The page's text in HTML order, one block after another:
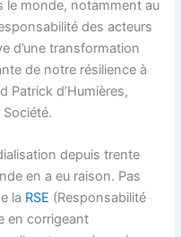
le monde, notamment au
des acteurs
d’une transformation
de notre résilience à
Patrick d’Humières,
depuis trente
en a eu raison. Pas
la RSE (Responsabilité
en corrigeant